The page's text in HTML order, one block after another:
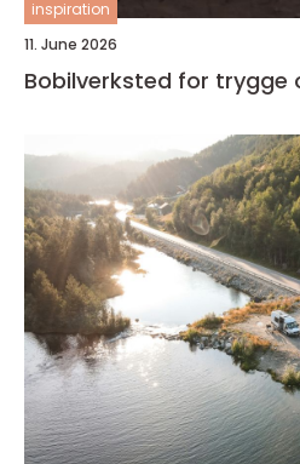
inspiration
11. June 2026
Bobilverksted for trygge